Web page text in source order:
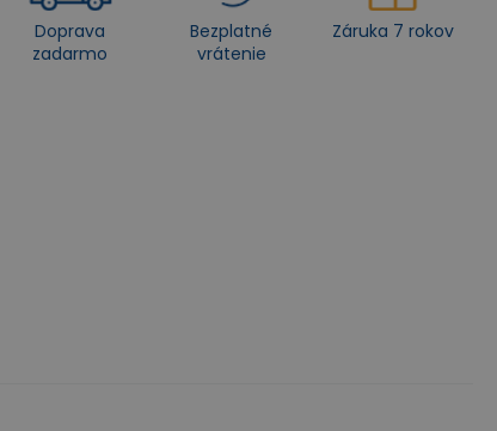
Doprava
zadarmo
Bezplatné
vrátenie
Záruka 7 rokov